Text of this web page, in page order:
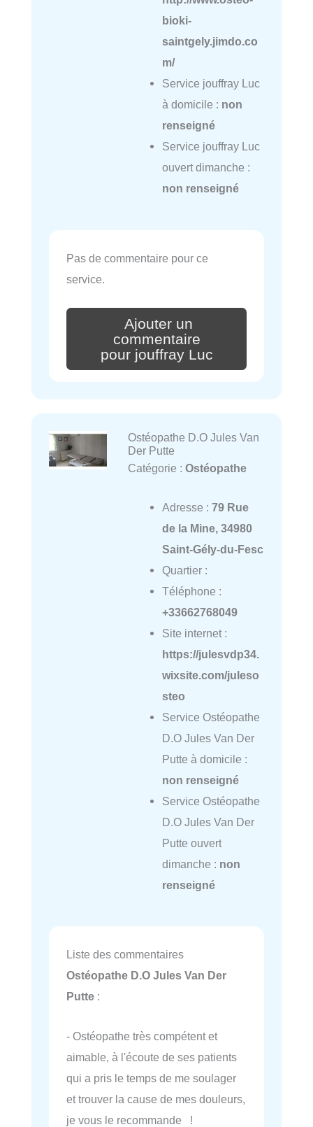
bioki-
saintgely.jimdo.co
m/
Service jouffray Luc
à domicile : non
renseigné
Service jouffray Luc
ouvert dimanche :
non renseigné
Pas de commentaire pour ce
service.
Ajouter un
commentaire
pour jouffray Luc
Ostéopathe D.O Jules Van
Der Putte
Catégorie : Ostéopathe
Adresse : 79 Rue
de la Mine, 34980
Saint-Gély-du-Fesc
Quartier :
Téléphone :
+33662768049
Site internet :
https://julesvdp34.
wixsite.com/juleso
steo
Service Ostéopathe
D.O Jules Van Der
Putte à domicile :
non renseigné
Service Ostéopathe
D.O Jules Van Der
Putte ouvert
dimanche : non
renseigné
Liste des commentaires
Ostéopathe D.O Jules Van Der
Putte :
- Ostéopathe très compétent et
aimable, à l'écoute de ses patients
qui a pris le temps de me soulager
et trouver la cause de mes douleurs,
je vous le recommande !